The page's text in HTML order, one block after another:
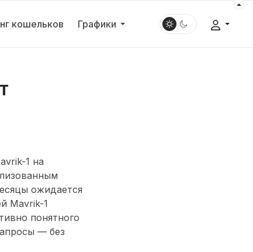
кошельков Графики
1 на
ожидается
Mavrik-1
понятного
— без